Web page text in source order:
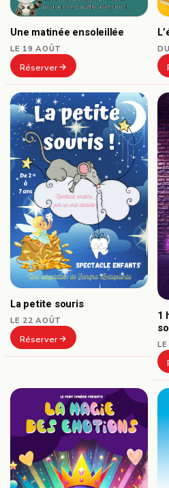
Une matinée ensoleillée
LE 19 AOÛT
Réserver
La petite souris
LE 22 AOÛT
Réserver
1